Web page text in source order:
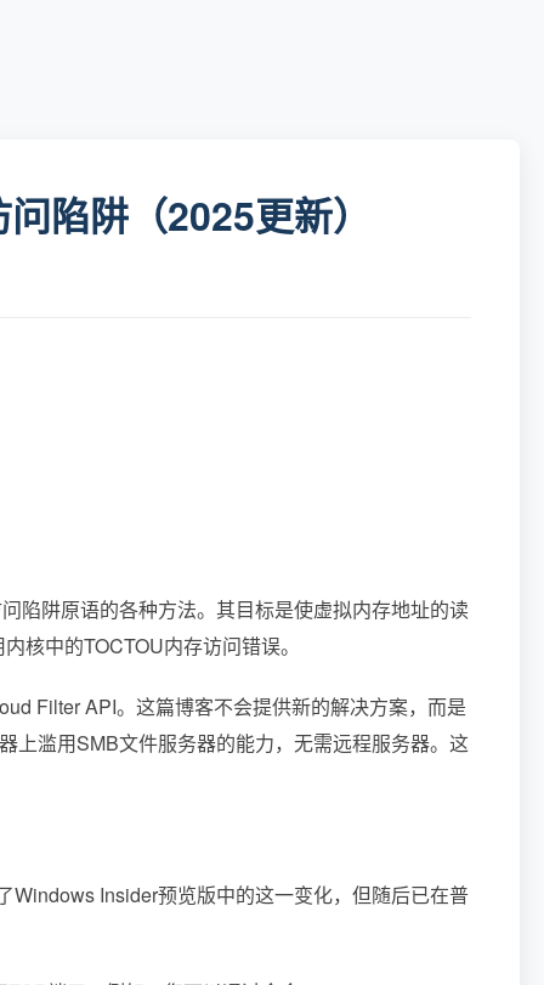
陷阱（2025更新）
陷阱原语的各种方法。其目标是使虚拟内存地址的读
核中的TOCTOU内存访问错误。
Filter API。这篇博客不会提供新的解决方案，而是
上滥用SMB文件服务器的能力，无需远程服务器。这
Insider预览版中的这一变化，但随后已在普